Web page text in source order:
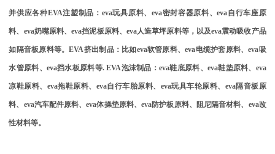
并供应各种EVA注塑制品： eva玩具原料、 eva密封容器原料、eva自行车座原
料、 eva奶嘴原料、eva挡泥板原料、 eva人造草坪原料等，以及eva震动吸收产品
如隔音板原料等。EVA挤出制品：比如eva软管原料、eva电缆护套原料、eva吸
水管原料、 eva挡水板原料等. EVA泡沫制品：eva鞋底原料、 eva鞋垫原料、 eva
凉鞋原料、 eva拖鞋原料、 eva自行车胎原料、 eva玩具车轮原料、 eva隔音板原
料、 eva汽车配件原料、eva体操垫原料、eva防护板原料、阻尼隔音材料、 eva改
性材料等。